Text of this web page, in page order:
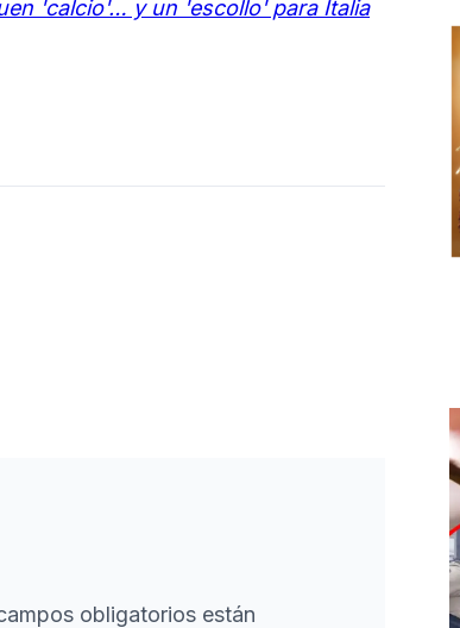
'calcio'… y un 'escollo' para Italia
obligatorios están